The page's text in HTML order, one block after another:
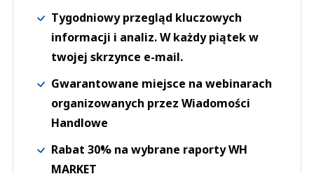
Tygodniowy przegląd kluczowych
informacji i analiz. W każdy piątek w
twojej skrzynce e-mail.
Gwarantowane miejsce na webinarach
organizowanych przez Wiadomości
Handlowe
Rabat 30% na wybrane raporty WH
MARKET